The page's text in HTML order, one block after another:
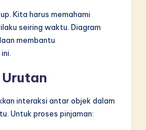
Kita harus memahami
seiring waktu. Diagram
membantu
interaksi antar objek dalam
Untuk proses pinjaman: